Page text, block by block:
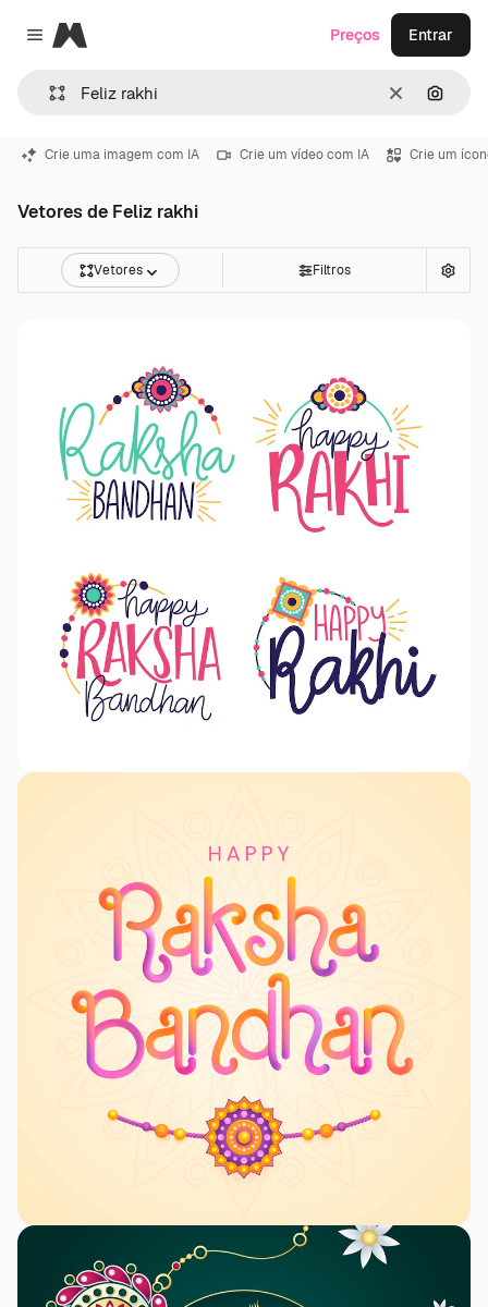
Close menu
Magnific
Limpar
Preços Entrar
Crie uma imagem com IA Crie um vídeo com IA Crie um
Vetores de Feliz rakhi
Vetores Filtros